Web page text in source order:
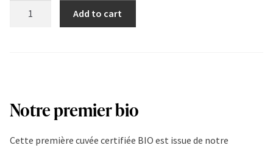
Add to cart
Notre premier bio
Cette première cuvée certifiée BIO est issue de notre